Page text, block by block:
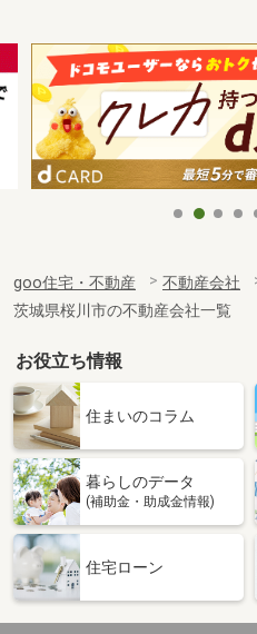
goo住宅・不動産 不動産会社
茨城県桜川市の不動産会社一覧
お役立ち情報
住まいのコラム
暮らしのデータ
(補助金・助成金情報)
住宅ローン